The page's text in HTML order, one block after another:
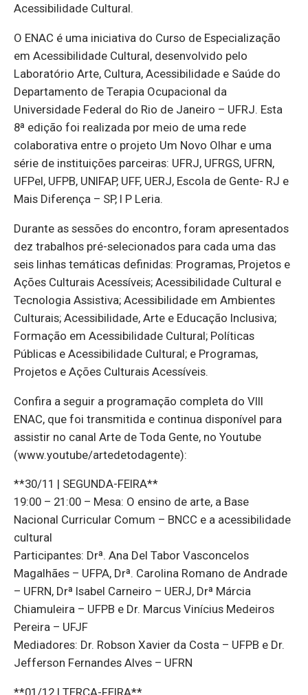
Acessibilidade Cultural.
O ENAC é uma iniciativa do Curso de Especialização
em Acessibilidade Cultural, desenvolvido pelo
Laboratório Arte, Cultura, Acessibilidade e Saúde do
Departamento de Terapia Ocupacional da
Universidade Federal do Rio de Janeiro – UFRJ. Esta
8ª edição foi realizada por meio de uma rede
colaborativa entre o projeto Um Novo Olhar e uma
série de instituições parceiras: UFRJ, UFRGS, UFRN,
UFPel, UFPB, UNIFAP, UFF, UERJ, Escola de Gente- RJ e
Mais Diferença – SP, I P Leria.
Durante as sessões do encontro, foram apresentados
dez trabalhos pré-selecionados para cada uma das
seis linhas temáticas definidas: Programas, Projetos e
Ações Culturais Acessíveis; Acessibilidade Cultural e
Tecnologia Assistiva; Acessibilidade em Ambientes
Culturais; Acessibilidade, Arte e Educação Inclusiva;
Formação em Acessibilidade Cultural; Políticas
Públicas e Acessibilidade Cultural; e Programas,
Projetos e Ações Culturais Acessíveis.
Confira a seguir a programação completa do VIII
ENAC, que foi transmitida e continua disponível para
assistir no canal Arte de Toda Gente, no Youtube
(www.youtube/artedetodagente):
**30/11 | SEGUNDA-FEIRA**
19:00 – 21:00 – Mesa: O ensino de arte, a Base
Nacional Curricular Comum – BNCC e a acessibilidade
cultural
Participantes: Drª. Ana Del Tabor Vasconcelos
Magalhães – UFPA, Drª. Carolina Romano de Andrade
– UFRN, Drª Isabel Carneiro – UERJ, Drª Márcia
Chiamuleira – UFPB e Dr. Marcus Vinícius Medeiros
Pereira – UFJF
Mediadores: Dr. Robson Xavier da Costa – UFPB e Dr.
Jefferson Fernandes Alves – UFRN